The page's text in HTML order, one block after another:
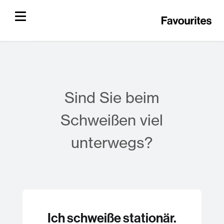
Sind Sie beim
Schweißen viel
unterwegs?
Ich schweiße stationär.